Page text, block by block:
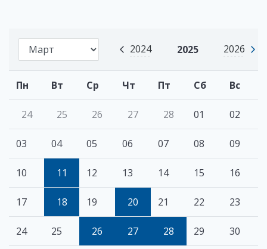
2024 2025 2026
Пн Вт Ср Чт Пт Сб Вс
24 25 26 27 28 01 02
03 04 05 06 07 08 09
10 11 12 13 14 15 16
17 18 19 20 21 22 23
24 25 26 27 28 29 30